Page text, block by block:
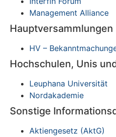
Management Alliance
Hauptversammlungen
HV –
Hochschulen, Unis
Leuphana Universität
Nordakademie
Sonstige
Aktiengesetz (AktG)